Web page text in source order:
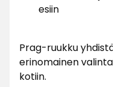
esiin
Prag-ruukku
erinomainen
kotiin.